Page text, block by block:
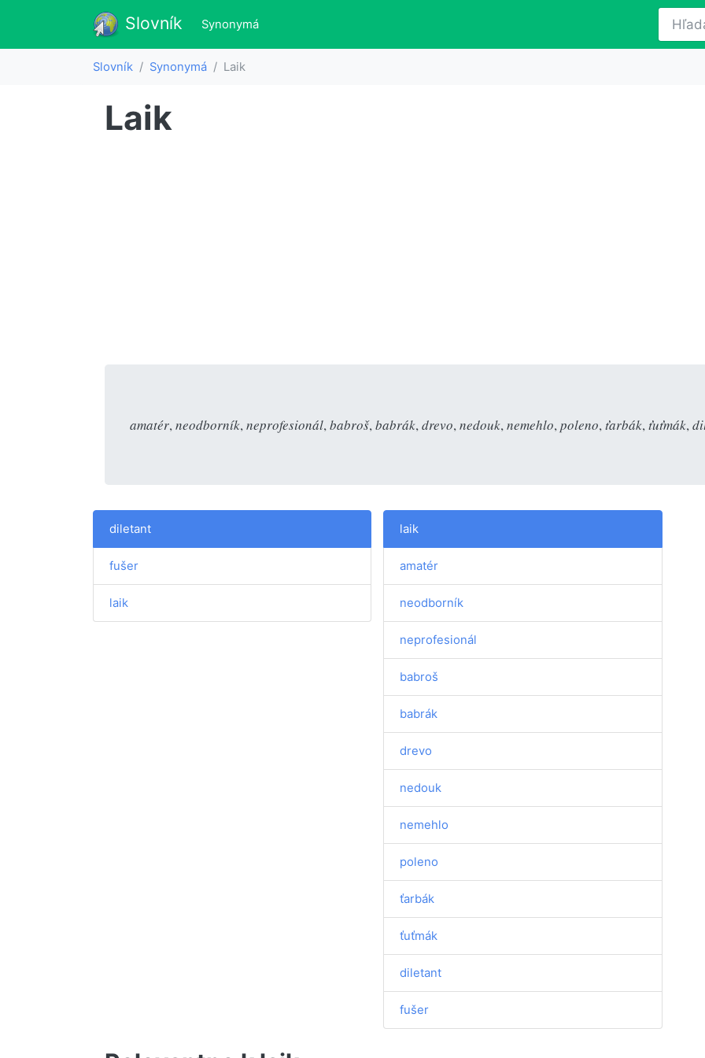
Slovník Slovník
Synonymá(aktualne)
Slovník Synonymá Laik
Laik
amatér, neodborník, neprofesionál, babroš, babrák, drevo, nedouk, nemehlo, poleno, ťarbák, ťuťmák,
diletant
fušer
laik
laik
amatér
neodborník
neprofesionál
babroš
babrák
drevo
nedouk
nemehlo
poleno
ťarbák
ťuťmák
diletant
fušer